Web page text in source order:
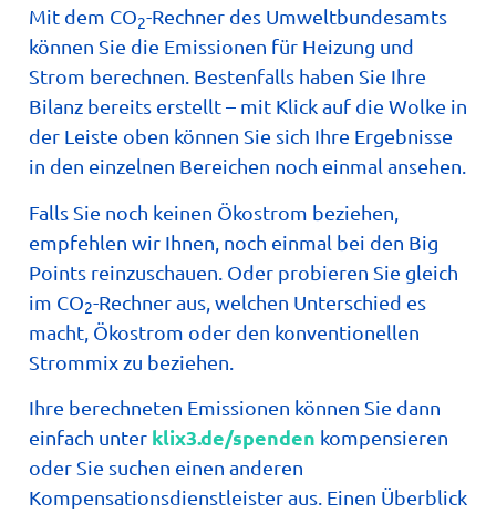
Mit dem CO2-Rechner des Umweltbundesamts
können Sie die Emissionen für Heizung und
Strom berechnen. Bestenfalls haben Sie Ihre
Bilanz bereits erstellt – mit Klick auf die Wolke in
der Leiste oben können Sie sich Ihre Ergebnisse
in den einzelnen Bereichen noch einmal ansehen.
Falls Sie noch keinen Ökostrom beziehen,
empfehlen wir Ihnen, noch einmal bei den Big
Points reinzuschauen. Oder probieren Sie gleich
im CO2-Rechner aus, welchen Unterschied es
macht, Ökostrom oder den konventionellen
Strommix zu beziehen.
Ihre berechneten Emissionen können Sie dann
einfach unter klix3.de/spenden kompensieren
oder Sie suchen einen anderen
Kompensationsdienstleister aus. Einen Überblick